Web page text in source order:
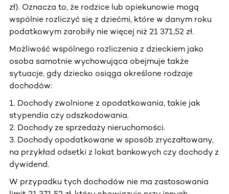
zł). Oznacza to, że rodzice lub opiekunowie mogą
wspólnie rozliczyć się z dziećmi, które w danym roku
podatkowym zarobiły nie więcej niż 21 371,52 zł.
Możliwość wspólnego rozliczenia z dzieckiem jako
osoba samotnie wychowująca obejmuje także
sytuacje, gdy dziecko osiąga określone rodzaje
dochodów:
1. Dochody zwolnione z opodatkowania, takie jak
stypendia czy odszkodowania.
2. Dochody ze sprzedaży nieruchomości.
3. Dochody opodatkowane w sposób zryczałtowany,
na przykład odsetki z lokat bankowych czy dochody z
dywidend.
W przypadku tych dochodów nie ma zastosowania